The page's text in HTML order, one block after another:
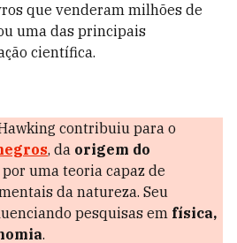
que venderam milhões de
uma das principais
científica.
contribuiu para o
, da origem do
uma teoria capaz de
da natureza. Seu
pesquisas em física,
.